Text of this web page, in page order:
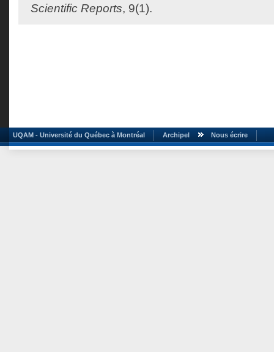
Scientific Reports, 9(1).
UQAM - Université du Québec à Montréal Archipel Nous écrire